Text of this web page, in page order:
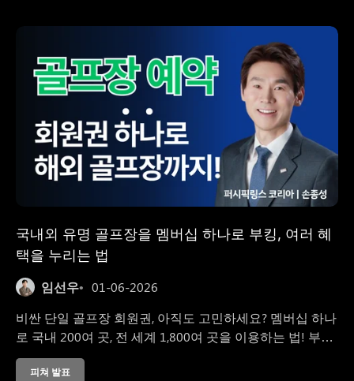
국내외 유명 골프장을 멤버십 하나로 부킹, 여러 혜
택을 누리는 법
임선우
01-06-2026
비싼 단일 골프장 회원권, 아직도 고민하세요? 멤버십 하나
로 국내 200여 곳, 전 세계 1,800여 곳을 이용하는 법! 부산,
경남 법인 골프 접대와 임직원 복지를 위한 최고의 선택을
알려드립니다.
피쳐 발표